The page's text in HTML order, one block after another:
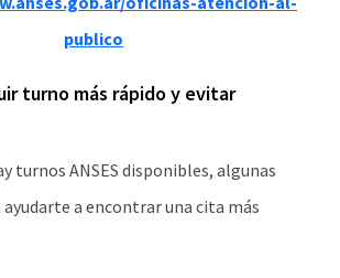
publico
turno más rápido y evitar
turnos ANSES disponibles, algunas
ayudarte a encontrar una cita más